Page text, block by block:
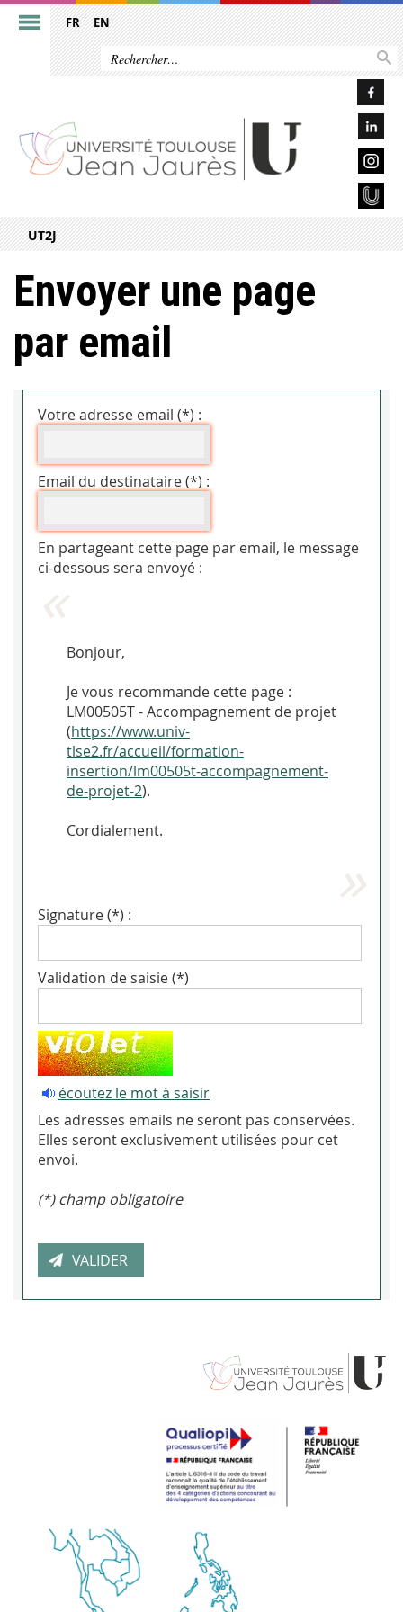
FR EN
UT2J
Envoyer une page
par email
Votre adresse email (*) :
Email du destinataire (*) :
En partageant cette page par email, le message
ci-dessous sera envoyé :
Bonjour,
Je vous recommande cette page :
LM00505T - Accompagnement de projet
(https://www.univ-
tlse2.fr/accueil/formation-
insertion/lm00505t-accompagnement-
de-projet-2).
Cordialement.
Signature (*) :
Validation de saisie (*)
écoutez le mot à saisir
Les adresses emails ne seront pas conservées.
Elles seront exclusivement utilisées pour cet
envoi.
(*) champ obligatoire